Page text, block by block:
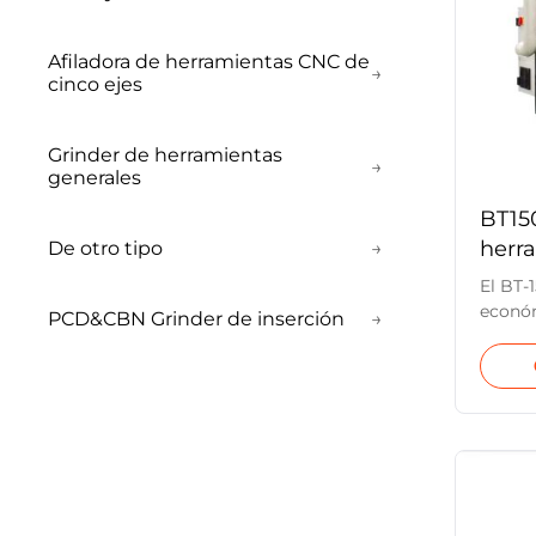
Afiladora de herramientas CNC de
cinco ejes
→
Grinder de herramientas
generales
→
De otro tipo →
PCD&CBN Grinder de inserción →
de
El BT-
CVD